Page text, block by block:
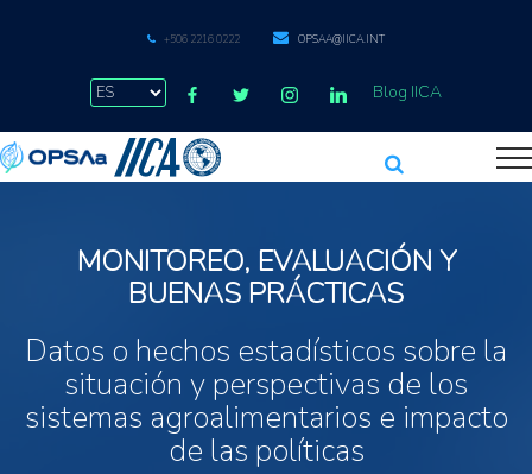
+506 2216 0222 OPSAA@IICA.INT
Blog IICA
MONITOREO, EVALUACIÓN Y
BUENAS PRÁCTICAS
Datos o hechos estadísticos sobre la
situación y perspectivas de los
sistemas agroalimentarios e impacto
de las políticas